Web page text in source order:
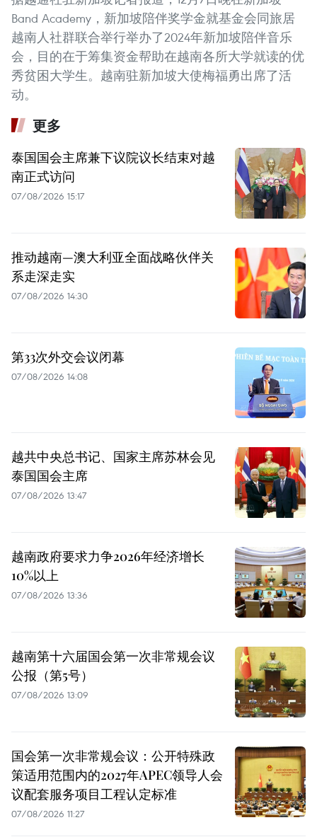
Band Academy，新加坡陪伴奖学金就基金会同旅居
越南人社群联合举行举办了2024年新加坡陪伴音乐
会，目的在于筹集资金帮助在越南各所大学就读的优
秀贫困大学生。越南驻新加坡大使梅福勇出席了活
动。
更多
泰国国会主席兼下议院议长结束对越
南正式访问
07/08/2026 15:17
推动越南—澳大利亚全面战略伙伴关
系走深走实
07/08/2026 14:30
第33次外交会议闭幕
07/08/2026 14:08
越共中央总书记、国家主席苏林会见
泰国国会主席
07/08/2026 13:47
越南政府要求力争2026年经济增长
10%以上
07/08/2026 13:36
越南第十六届国会第一次非常规会议
公报（第5号）
07/08/2026 13:09
国会第一次非常规会议：公开特殊政
策适用范围内的2027年APEC领导人会
议配套服务项目工程认定标准
07/08/2026 11:27